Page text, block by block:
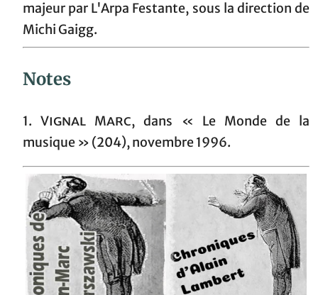
majeur par L'Arpa Festante, sous la direction de
Michi Gaigg.
Notes
1.Vignal Marc, dans « Le Monde de la
musique » (204), novembre 1996.